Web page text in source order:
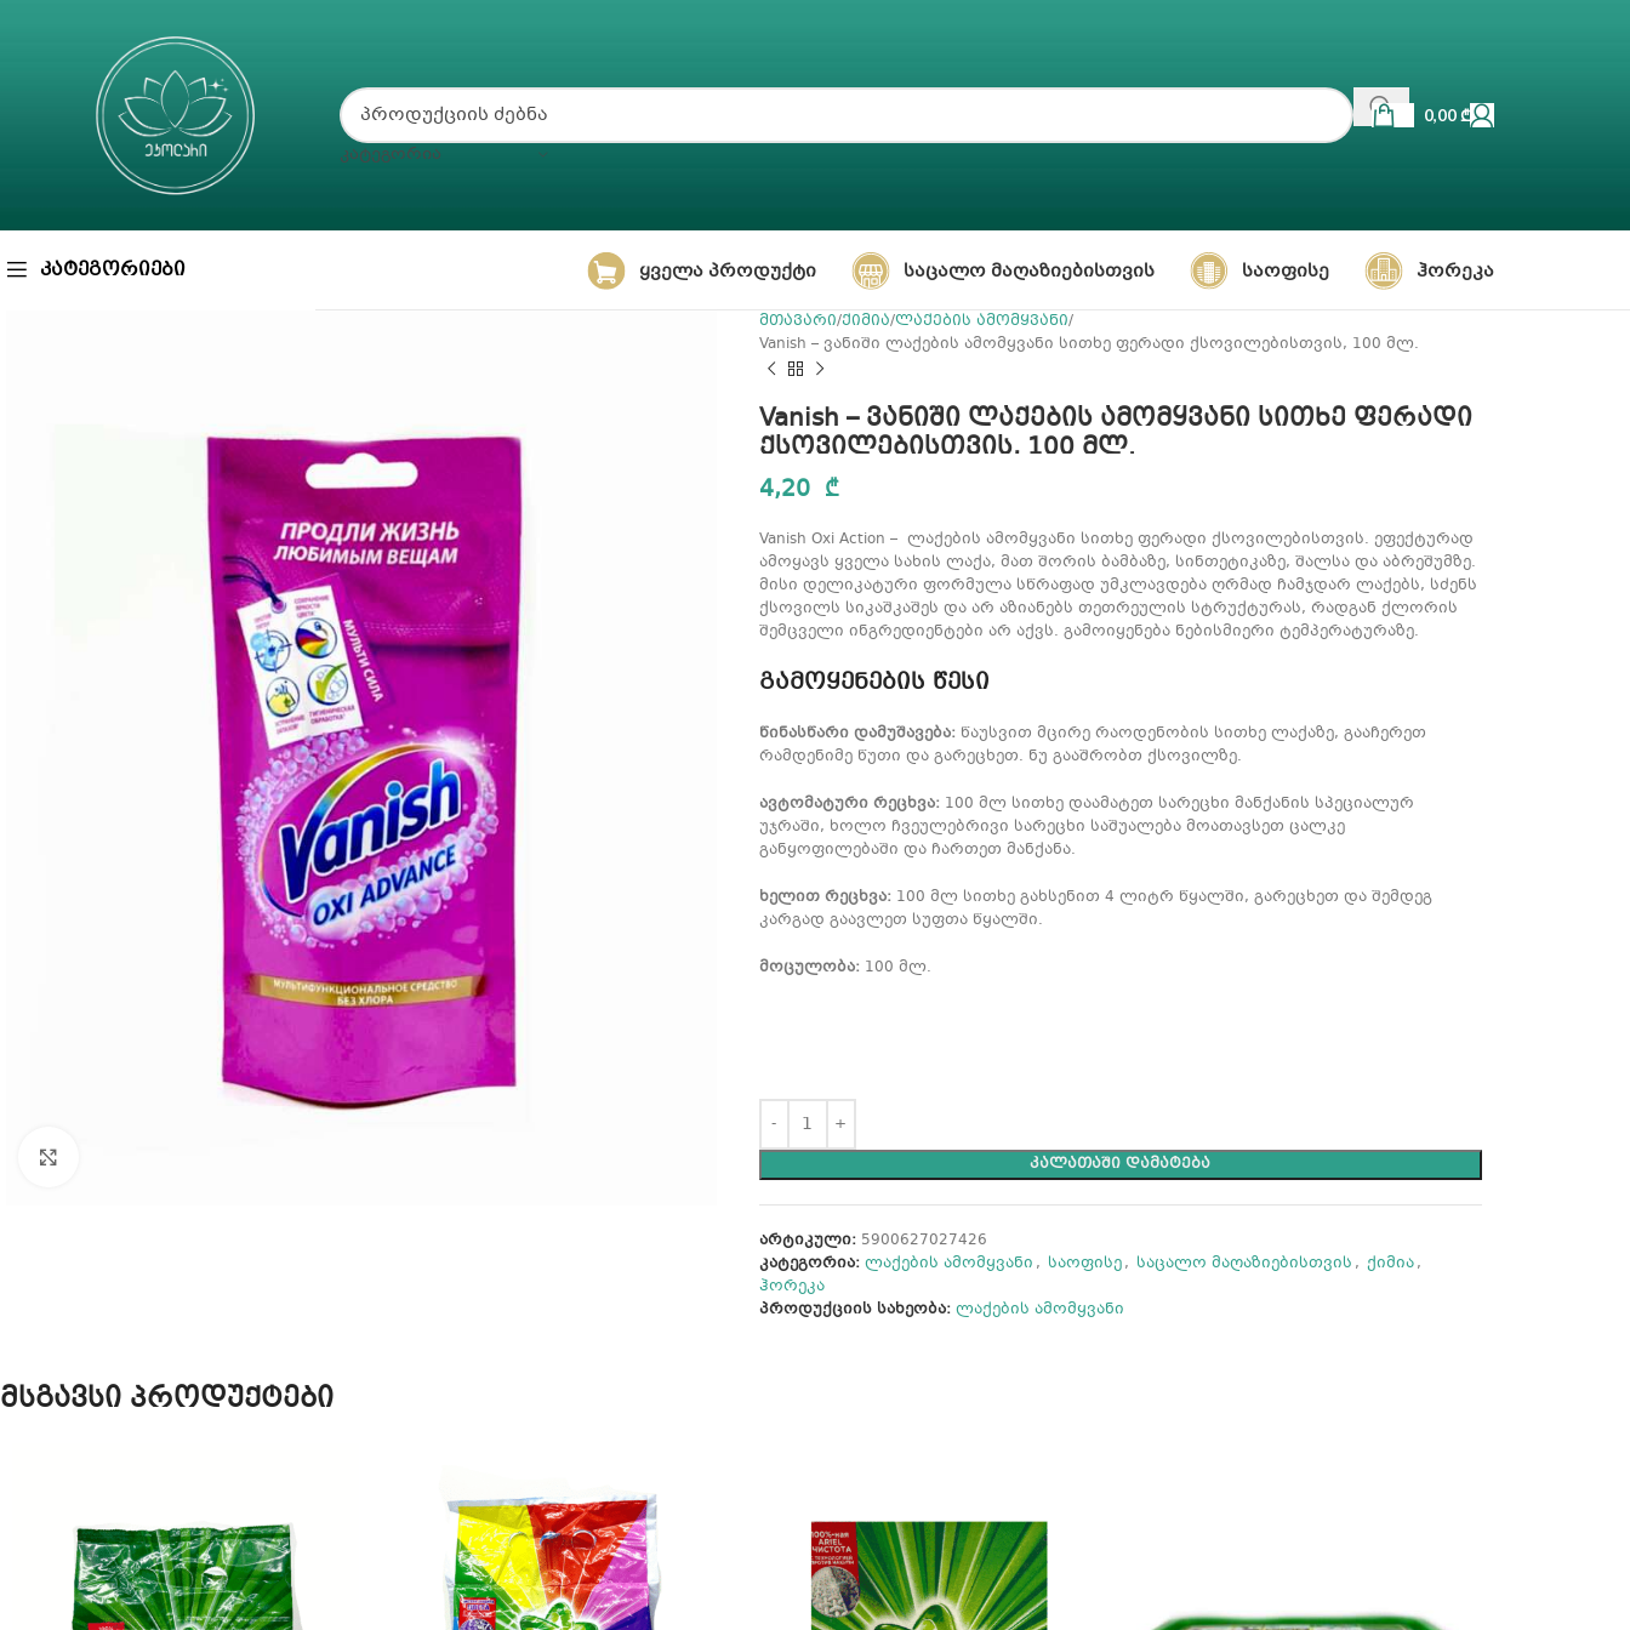
ᲙᲐᲢᲔᲒᲝᲠᲘᲐ
0,00₾
ᲙᲐᲢᲔᲒᲝᲠᲘᲔᲑᲘ ᲧᲕᲔᲚᲐ ᲞᲠᲝᲓᲣᲥᲢᲘ ᲡᲐᲪᲐᲚᲝ ᲛᲐᲦᲐᲖᲘᲔᲑᲘᲡᲗᲕᲘᲡ ᲡᲐᲝᲤᲘᲡᲔ ᲰᲝᲠᲔᲙᲐ
მთავარი ქიმია ლაქების ამომყვანი
Vanish – ვანიში ლაქების ამომყვანი სითხე ფერადი ქსოვილებისთვის, 100 მლ.
Vanish – ვანიში ლაქების ამომყვანი სითხე ფერადი
ქსოვილებისთვის, 100 მლ.
4,20 ₾
Vanish Oxi Action – ლაქების ამომყვანი სითხე ფერადი ქსოვილებისთვის. ეფექტურად
ამოყავს ყველა სახის ლაქა, მათ შორის ბამბაზე, სინთეტიკაზე, შალსა და აბრეშუმზე.
მისი დელიკატური ფორმულა სწრაფად უმკლავდება ღრმად ჩამჯდარ ლაქებს, სძენს
ქსოვილს სიკაშკაშეს და არ აზიანებს თეთრეულის სტრუქტურას, რადგან ქლორის
შემცველი ინგრედიენტები არ აქვს. გამოიყენება ნებისმიერი ტემპერატურაზე.
გამოყენების წესი
წინასწარი დამუშავება: წაუსვით მცირე რაოდენობის სითხე ლაქაზე, გააჩერეთ
რამდენიმე წუთი და გარეცხეთ. ნუ გააშრობთ ქსოვილზე.
ავტომატური რეცხვა: 100 მლ სითხე დაამატეთ სარეცხი მანქანის სპეციალურ
უჯრაში, ხოლო ჩვეულებრივი სარეცხი საშუალება მოათავსეთ ცალკე
განყოფილებაში და ჩართეთ მანქანა.
ხელით რეცხვა: 100 მლ სითხე გახსენით 4 ლიტრ წყალში, გარეცხეთ და შემდეგ
კარგად გაავლეთ სუფთა წყალში.
მოცულობა: 100 მლ.
ᲙᲐᲚᲐᲗᲐᲨᲘ ᲓᲐᲛᲐᲢᲔᲑᲐ
არტიკული: 5900627027426
კატეგორია: ლაქების ამომყვანი , საოფისე, საცალო მაღაზიებისთვის , ქიმია,
ჰორეკა
პროდუქციის სახეობა: ლაქების ამომყვანი
მსგავსი პროდუქტები